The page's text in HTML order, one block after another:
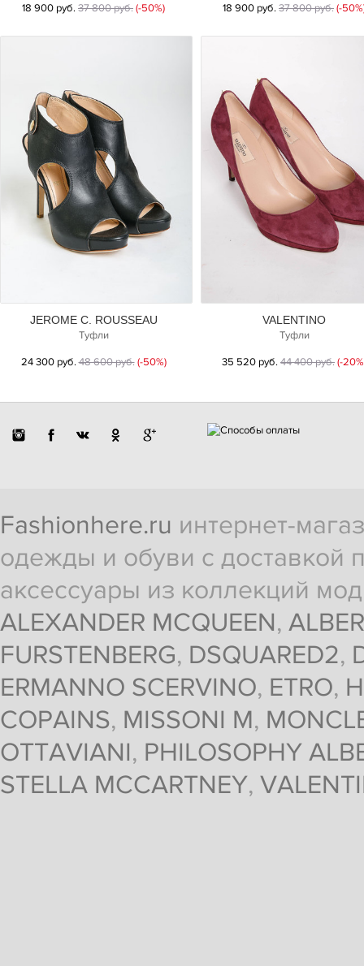
18 900 руб.37 800 руб.(-50%) 18 900 руб.37 800 руб.(-
JEROME C. ROUSSEAU
Туфли
24 300 руб.48 600 руб. (-50%)
VALENTINO
Туфли
35 520 руб.44 400 руб.(-
Fashionhere.ru интернет-
одежды и обуви с доставкой
аксессуары из коллекций
ALEXANDER MCQUEEN,
FURSTENBERG, DSQUARED2,
ERMANNO SCERVINO, ETRO,
COPAINS, MISSONI M,
OTTAVIANI, PHILOSOPHY
STELLA MCCARTNEY,